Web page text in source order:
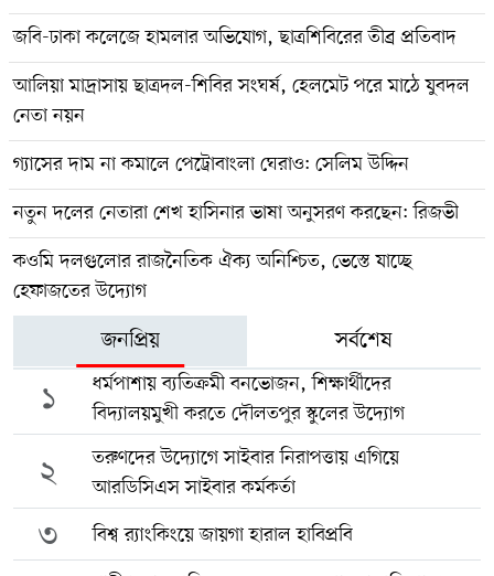
জবি-ঢাকা কলেজে হামলার অভিযোগ, ছাত্রশিবিরের তীব্র প্রতিবাদ
আলিয়া মাদ্রাসায় ছাত্রদল-শিবির সংঘর্ষ, হেলমেট পরে মাঠে যুবদল
নেতা নয়ন
গ্যাসের দাম না কমালে পেট্রোবাংলা ঘেরাও: সেলিম উদ্দিন
নতুন দলের নেতারা শেখ হাসিনার ভাষা অনুসরণ করছেন: রিজভী
কওমি দলগুলোর রাজনৈতিক ঐক্য অনিশ্চিত, ভেস্তে যাচ্ছে
হেফাজতের উদ্যোগ
জনপ্রিয় সর্বশেষ
১
ধর্মপাশায় ব্যতিক্রমী বনভোজন, শিক্ষার্থীদের
বিদ্যালয়মুখী করতে দৌলতপুর স্কুলের উদ্যোগ
২
তরুণদের উদ্যোগে সাইবার নিরাপত্তায় এগিয়ে
আরডিসিএস সাইবার কর্মকর্তা
৩ বিশ্ব র‍্যাংকিংয়ে জায়গা হারাল হাবিপ্রবি